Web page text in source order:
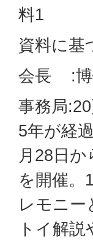
料1
資料に基
会長 :博
事務局
5年が経
月28日
を開催。
レモニー
トイ解